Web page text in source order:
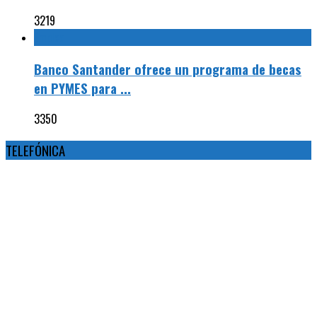
3219
Banco Santander ofrece un programa de becas
en PYMES para ...
3350
TELEFÓNICA